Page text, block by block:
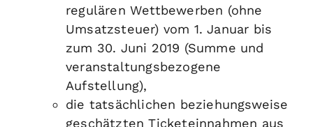
regulären Wettbewerben (ohne
Umsatzsteuer) vom 1. Januar bis
zum 30. Juni 2019 (Summe und
veranstaltungsbezogene
Aufstellung),
die tatsächlichen beziehungsweise
geschätzten Ticketeinnahmen aus